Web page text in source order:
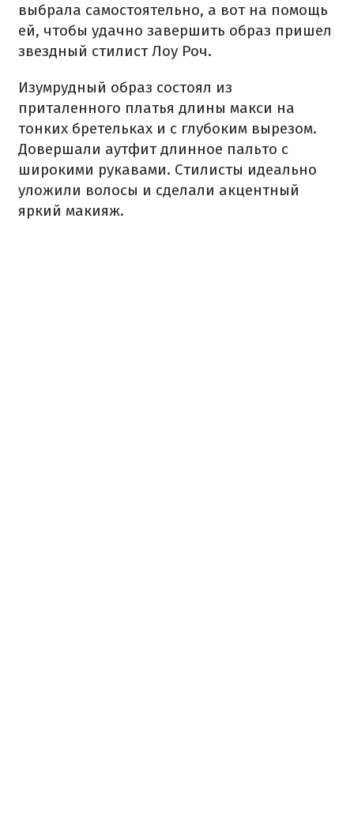
выбрала самостоятельно, а вот на помощь
ей, чтобы удачно завершить образ пришел
звездный стилист Лоу Роч.
Изумрудный образ состоял из
приталенного платья длины макси на
тонких бретельках и с глубоким вырезом.
Довершали аутфит длинное пальто с
широкими рукавами. Стилисты идеально
уложили волосы и сделали акцентный
яркий макияж.